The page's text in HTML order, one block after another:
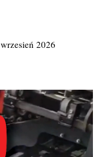
2026